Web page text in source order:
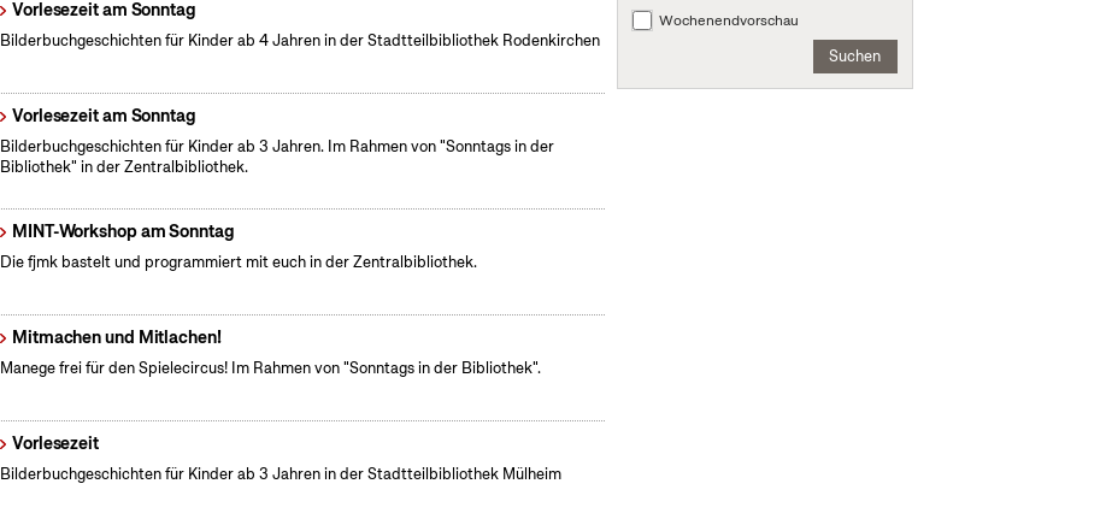
Vorlesezeit am Sonntag
Bilderbuchgeschichten für Kinder ab 4 Jahren in der Stadtteilbibliothek Rodenkirchen
Vorlesezeit am Sonntag
Bilderbuchgeschichten für Kinder ab 3 Jahren. Im Rahmen von "Sonntags in der
Bibliothek" in der Zentralbibliothek.
MINT-Workshop am Sonntag
Die fjmk bastelt und programmiert mit euch in der Zentralbibliothek.
Mitmachen und Mitlachen!
Manege frei für den Spielecircus! Im Rahmen von "Sonntags in der Bibliothek".
Vorlesezeit
Bilderbuchgeschichten für Kinder ab 3 Jahren in der Stadtteilbibliothek Mülheim
Wochenendvorschau
Suchen